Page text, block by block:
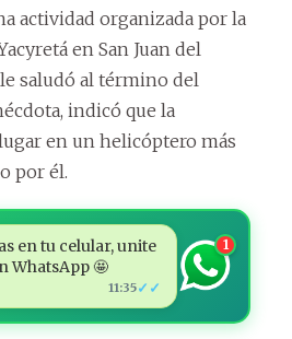
actividad organizada por la
en San Juan del
saludó al término del
indicó que la
en un helicóptero más
por él.
en tu celular, unite
WhatsApp 🤩
11:35✓✓
1